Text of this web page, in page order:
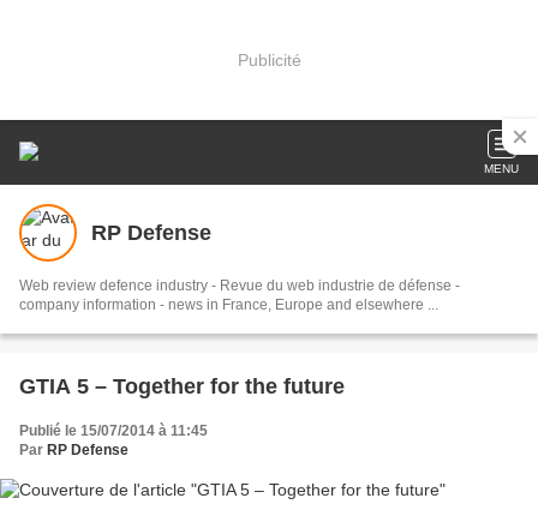
Publicité
MENU
RP Defense
Web review defence industry - Revue du web industrie de défense -
company information - news in France, Europe and elsewhere ...
GTIA 5 – Together for the future
Publié le 15/07/2014 à 11:45
Par RP Defense